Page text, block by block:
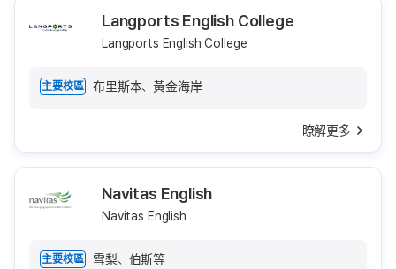
Langports English College
Langports English College
主要校區 布里斯本、黃金海岸
瞭解更多
Navitas English
Navitas English
主要校區 雪梨、伯斯等